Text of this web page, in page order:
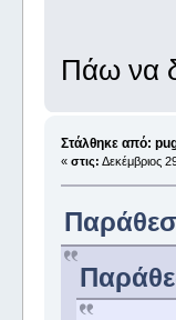
Πάω να
Στάλθηκε από:
« στις: Δεκέμβριος